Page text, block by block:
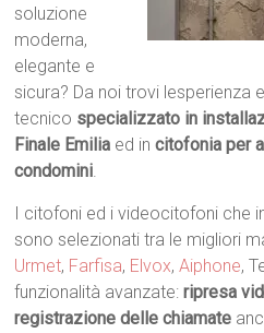
soluzione
moderna,
elegante e
sicura? Da noi trovi
tecnico specializzato in
Finale Emilia ed incitofonia per
condomini.
I citofoni ed i videocitofoni che
sono selezionati tra le migliori
Urmet, Farfisa, Elvox,Aiphone,
funzionalità avanzate:ripresa
registrazione delle chiamate